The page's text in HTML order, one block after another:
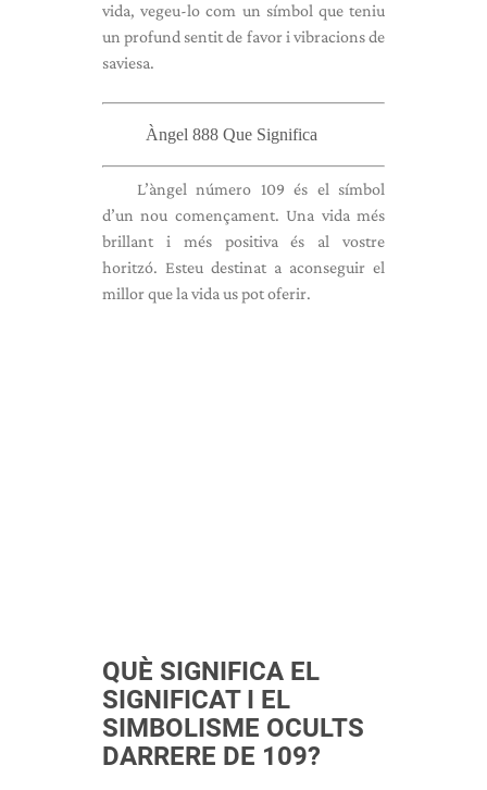
vida, vegeu-lo com un símbol que teniu
un profund sentit de favor i vibracions de
saviesa.
Àngel 888 Que Significa
L’àngel número 109 és el símbol
d’un nou començament. Una vida més
brillant i més positiva és al vostre
horitzó. Esteu destinat a aconseguir el
millor que la vida us pot oferir.
QUÈ SIGNIFICA EL
SIGNIFICAT I EL
SIMBOLISME OCULTS
DARRERE DE 109?